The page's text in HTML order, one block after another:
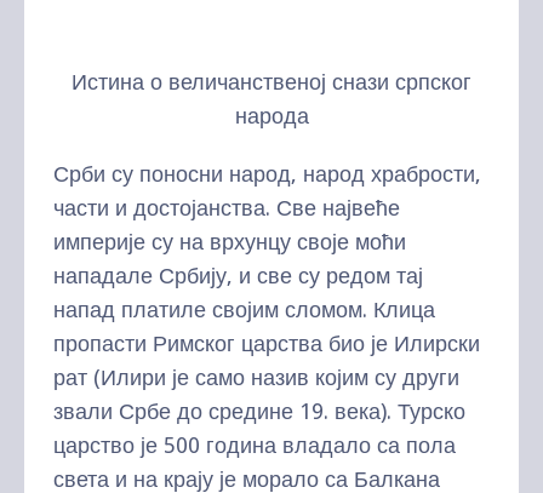
Истина о величанственој снази српског
народа
Срби су поносни народ, народ храбрости,
части и достојанства. Све највеће
империје су на врхунцу своје моћи
нападале Србију, и све су редом тај
напад платиле својим сломом. Клица
пропасти Римског царства био је Илирски
рат (Илири је само назив којим су други
звали Србе до средине 19. века). Турско
царство је 500 година владало са пола
света и на крају је морало са Балкана